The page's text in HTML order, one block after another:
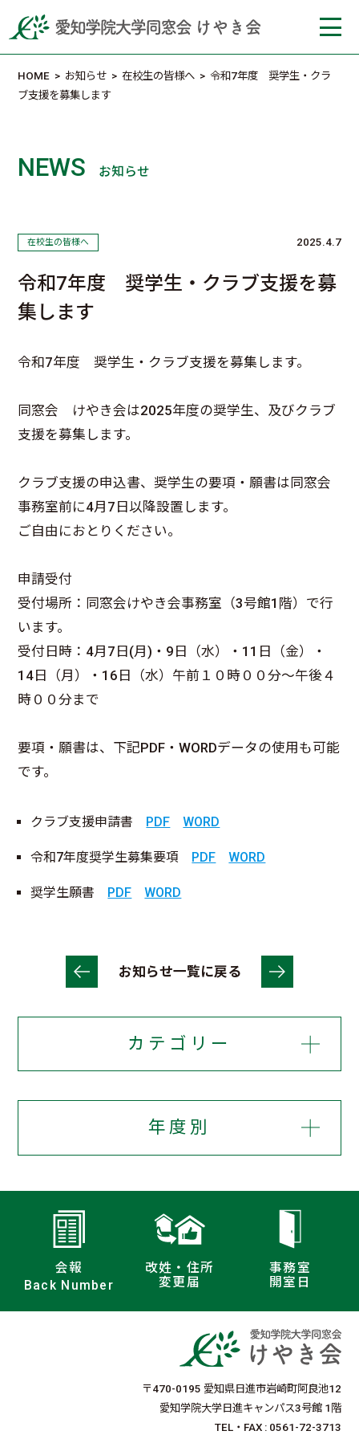
HOME > お知らせ >在校生の皆様へ > 令和7年度 奨学生・クラ
ブ支援を募集します
NEWS お知らせ
在校生の皆様へ 2025.4.7
令和7年度 奨学生・クラブ支援を募
集します
令和7年度 奨学生・クラブ支援を募集します。
同窓会 けやき会は2025年度の奨学生、及びクラブ
支援を募集します。
クラブ支援の申込書、奨学生の要項・願書は同窓会
事務室前に4月7日以降設置します。
ご自由におとりください。
申請受付
受付場所：同窓会けやき会事務室（3号館1階）で行
います。
受付日時：4月7日(月)・9日（水）・11日（金）・
14日（月）・16日（水）午前１０時００分～午後４
時００分まで
要項・願書は、下記PDF・WORDデータの使用も可能
です。
クラブ支援申請書 PDF WORD
令和7年度奨学生募集要項 PDF WORD
奨学生願書 PDF WORD
お知らせ一覧に戻る
カテゴリー
年度別
会報
Back Number
改姓・住所
変更届
事務室
開室日
〒470-0195 愛知県日進市岩崎町阿良池12
愛知学院大学日進キャンパス3号館 1階
TEL・FAX : 0561-72-3713